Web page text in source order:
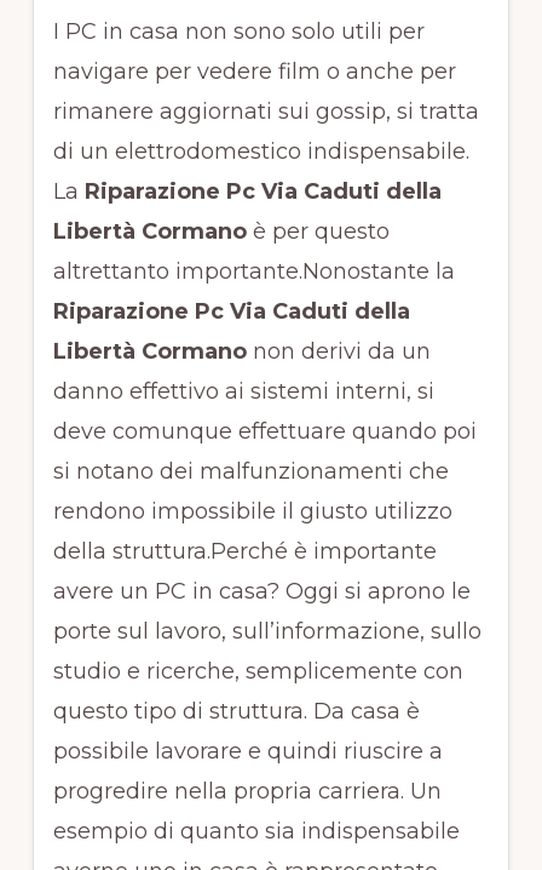
I PC in casa non sono solo utili per
navigare per vedere film o anche per
rimanere aggiornati sui gossip, si tratta
di un elettrodomestico indispensabile.
La Riparazione Pc Via Caduti della
Libertà Cormanoè per questo
altrettanto importante.Nonostante la
Riparazione Pc Via Caduti della
Libertà Cormanonon derivi da un
danno effettivo ai sistemi interni, si
deve comunque effettuare quando poi
si notano dei malfunzionamenti che
rendono impossibile il giusto utilizzo
della struttura.Perché è importante
avere un PC in casa? Oggi si aprono le
porte sul lavoro, sull’informazione, sullo
studio e ricerche, semplicemente con
questo tipo di struttura. Da casa è
possibile lavorare e quindi riuscire a
progredire nella propria carriera. Un
esempio di quanto sia indispensabile